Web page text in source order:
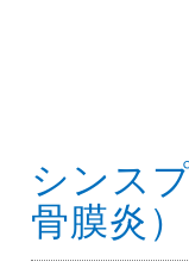
シンス
骨膜炎